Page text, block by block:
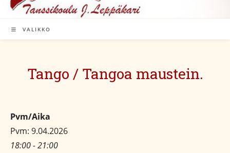
VALIKKO
Tango / Tangoa maustein.
Pvm/Aika
Pvm: 9.04.2026
18:00 - 21:00